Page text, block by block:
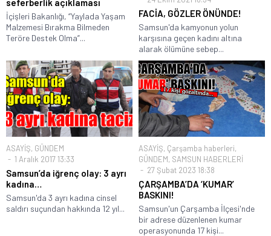
seferberlik açıklaması
İçişleri Bakanlığı, “Yaylada Yaşam
Malzemesi Bırakma Bilmeden
Teröre Destek Olma”...
FACİA, GÖZLER ÖNÜNDE!
Samsun'da kamyonun yolun
karşısına geçen kadını altına
alarak ölümüne sebep...
ASAYİŞ, GÜNDEM
1 Aralık 2017 13:33
Samsun’da iğrenç olay: 3 ayrı
kadına…
Samsun'da 3 ayrı kadına cinsel
saldırı suçundan hakkında 12 yıl...
ASAYİŞ, Çarşamba haberleri,
GÜNDEM, SAMSUN HABERLERİ
27 Şubat 2023 18:38
ÇARŞAMBA’DA ‘KUMAR’
BASKINI!
Samsun'un Çarşamba İlçesi'nde
bir adrese düzenlenen kumar
operasyonunda 17 kişi...